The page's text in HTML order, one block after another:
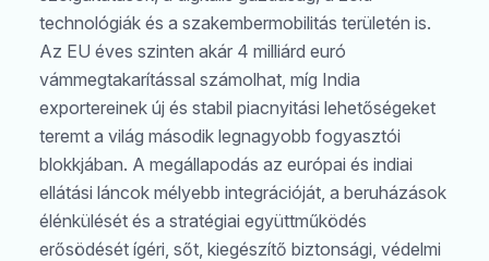
technológiák és a szakembermobilitás területén is.
Az EU éves szinten akár 4 milliárd euró
vámmegtakarítással számolhat, míg India
exportereinek új és stabil piacnyitási lehetőségeket
teremt a világ második legnagyobb fogyasztói
blokkjában. A megállapodás az európai és indiai
ellátási láncok mélyebb integrációját, a beruházások
élénkülését és a stratégiai együttműködés
erősödését ígéri, sőt, kiegészítő biztonsági, védelmi